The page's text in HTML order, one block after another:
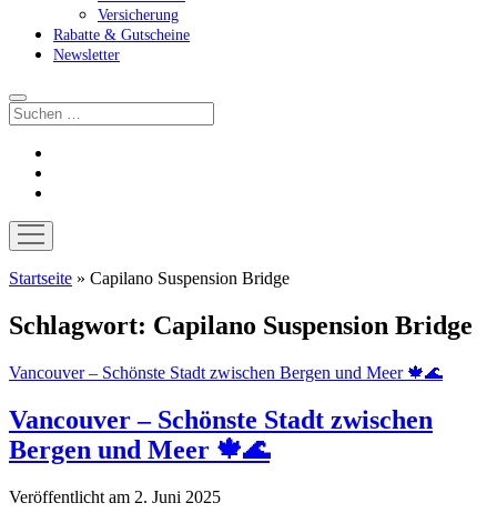
Versicherung
Rabatte & Gutscheine
Newsletter
Suchen
Menü
öffnen
Startseite » Capilano Suspension Bridge
Schlagwort: Capilano Suspension Bridge
Vancouver – Schönste Stadt zwischen Bergen und Meer 🍁🌊
Vancouver – Schönste Stadt zwischen
Bergen und Meer 🍁🌊
Veröffentlicht am 2. Juni 2025